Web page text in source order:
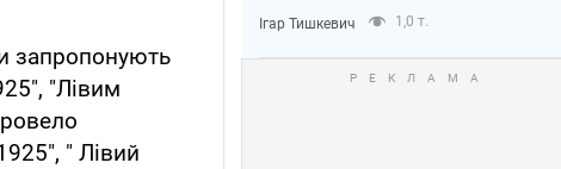
запропонують
"Лівим
" Лівий
Ігар Тишкевич 1,0 т.